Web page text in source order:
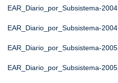
EAR_Diario_por_Subsistema-2004
EAR_Diario_por_Subsistema-2004
EAR_Diario_por_Subsistema-2005
EAR_Diario_por_Subsistema-2005